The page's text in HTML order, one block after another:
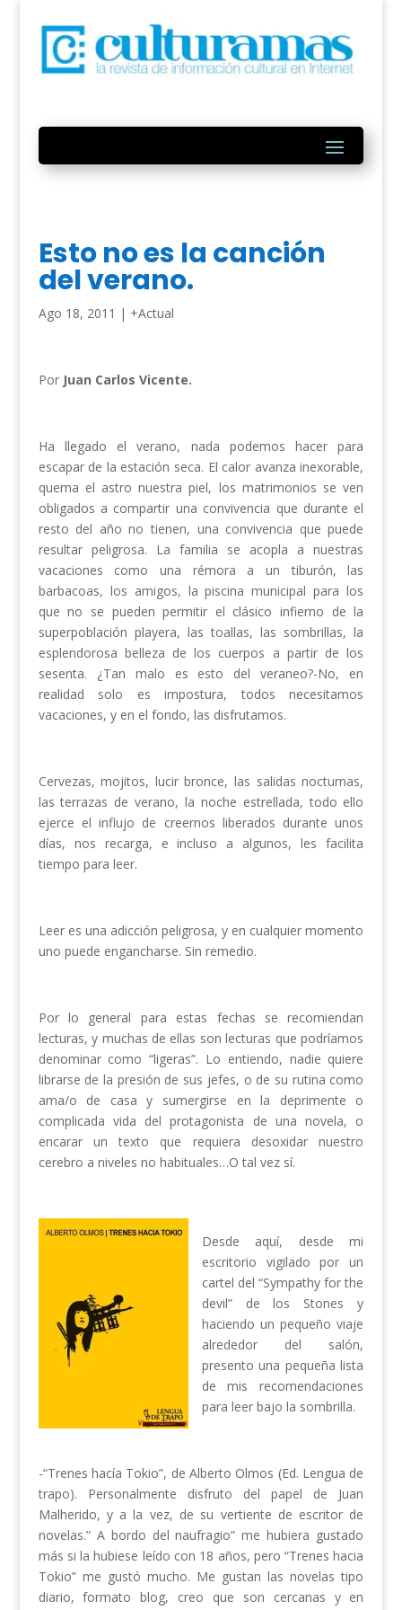
Esto no es la canción
del verano.
Ago 18, 2011 | +Actual
Por Juan Carlos Vicente.
Ha llegado el verano, nada podemos hacer para
escapar de la estación seca. El calor avanza inexorable,
quema el astro nuestra piel, los matrimonios se ven
obligados a compartir una convivencia que durante el
resto del año no tienen, una convivencia que puede
resultar peligrosa. La familia se acopla a nuestras
vacaciones como una rémora a un tiburón, las
barbacoas, los amigos, la piscina municipal para los
que no se pueden permitir el clásico infierno de la
superpoblación playera, las toallas, las sombrillas, la
esplendorosa belleza de los cuerpos a partir de los
sesenta. ¿Tan malo es esto del veraneo?-No, en
realidad solo es impostura, todos necesitamos
vacaciones, y en el fondo, las disfrutamos.
Cervezas, mojitos, lucir bronce, las salidas nocturnas,
las terrazas de verano, la noche estrellada, todo ello
ejerce el influjo de creernos liberados durante unos
días, nos recarga, e incluso a algunos, les facilita
tiempo para leer.
Leer es una adicción peligrosa, y en cualquier momento
uno puede engancharse. Sin remedio.
Por lo general para estas fechas se recomiendan
lecturas, y muchas de ellas son lecturas que podríamos
denominar como “ligeras”. Lo entiendo, nadie quiere
librarse de la presión de sus jefes, o de su rutina como
ama/o de casa y sumergirse en la deprimente o
complicada vida del protagonista de una novela, o
encarar un texto que requiera desoxidar nuestro
cerebro a niveles no habituales…O tal vez sí.
Desde aquí, desde mi
escritorio vigilado por un
cartel del “Sympathy for the
devil” de los Stones y
haciendo un pequeño viaje
alrededor del salón,
presento una pequeña lista
de mis recomendaciones
para leer bajo la sombrilla.
-“Trenes hacía Tokio”, de Alberto Olmos (Ed. Lengua de
trapo). Personalmente disfruto del papel de Juan
Malherido, y a la vez, de su vertiente de escritor de
novelas.” A bordo del naufragio” me hubiera gustado
más si la hubiese leído con 18 años, pero “Trenes hacia
Tokio” me gustó mucho. Me gustan las novelas tipo
diario, formato blog, creo que son cercanas y en